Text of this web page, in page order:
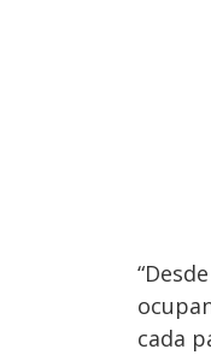
cada